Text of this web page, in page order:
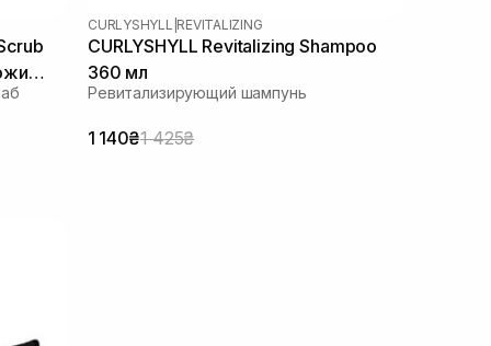
CURLYSHYLL REVITALIZING
CURLYSHYLL Revitalizing Shampoo
360 мл
Ревитализирующий шампунь
1 140₴1 425₴